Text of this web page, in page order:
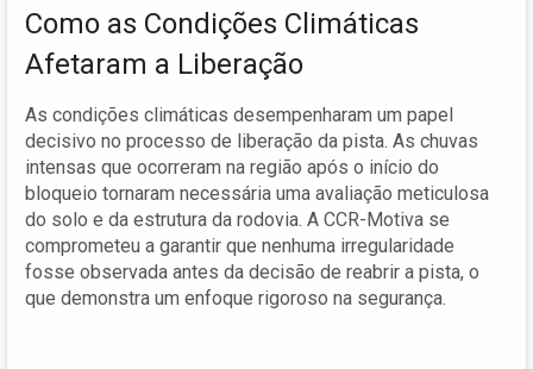
Como as Condições Climáticas
Afetaram a Liberação
As condições climáticas desempenharam um papel
decisivo no processo de liberação da pista. As chuvas
intensas que ocorreram na região após o início do
bloqueio tornaram necessária uma avaliação meticulosa
do solo e da estrutura da rodovia. A CCR-Motiva se
comprometeu a garantir que nenhuma irregularidade
fosse observada antes da decisão de reabrir a pista, o
que demonstra um enfoque rigoroso na segurança.